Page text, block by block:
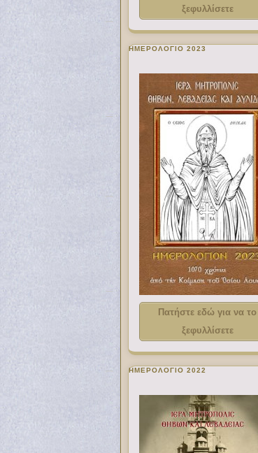
ξεφυλλίσετε
ΗΜΕΡΟΛΟΓΙΟ 2023
Πατήστε εδώ για να το
ξεφυλλίσετε
ΗΜΕΡΟΛΟΓΙΟ 2022